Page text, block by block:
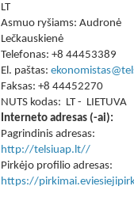
LT
Asmuo ryšiams: Audronė
Lečkauskienė
Telefonas: +8 44453389
El. paštas:
Faksas: +8 44452270
NUTS kodas: LT - LIETUVA
Interneto adresas (-ai):
Pagrindinis adresas:
http://telsiuap.lt//
Pirkėjo profilio adresas:
https://